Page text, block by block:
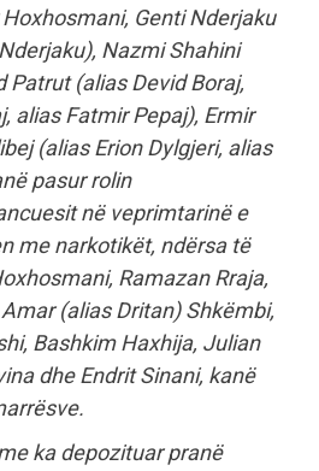
Genti Nderjaku
Nazmi Shahini
Patrut (alias Devid Boraj,
alias Fatmir Pepaj), Ermir
(alias Erion Dylgjeri, alias
pasur rolin
në veprimtarinë e
me narkotikët, ndërsa të
Ramazan Rraja,
(alias Dritan) Shkëmbi,
Bashkim Haxhija, Julian
dhe Endrit Sinani, kanë
ka depozituar pranë